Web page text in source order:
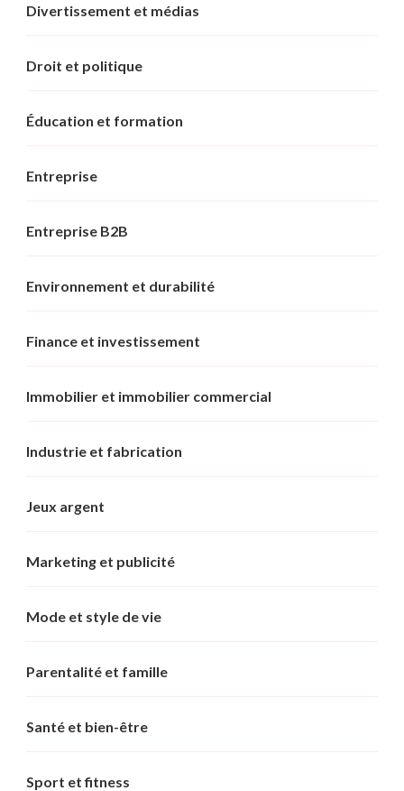
Divertissement et médias
Droit et politique
Éducation et formation
Entreprise
Entreprise B2B
Environnement et durabilité
Finance et investissement
Immobilier et immobilier commercial
Industrie et fabrication
Jeux argent
Marketing et publicité
Mode et style de vie
Parentalité et famille
Santé et bien-être
Sport et fitness